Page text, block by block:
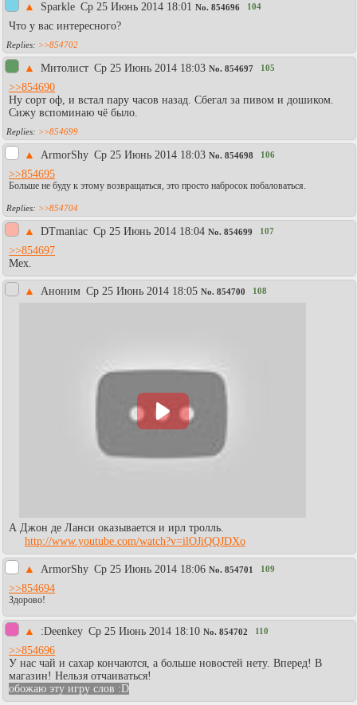
▲ Sparkle Ср 25 Июнь 2014 18:01 No. 854696 104
Что у вас интересного?
>>854702
▲ Митолист Ср 25 Июнь 2014 18:03 No. 854697 105
>>854690
Ну сорт оф, и встал пару часов назад. Сбегал за пивом и дошиком.
Сижу вспоминаю чё было.
>>854699
▲ АrmorShy Ср 25 Июнь 2014 18:03 No. 854698 106
>>854695
Больше не буду к этому возвращаться, это просто набросок побаловаться.
>>854704
▲ DTmaniac Ср 25 Июнь 2014 18:04 No. 854699 107
>>854697
Мех.
▲ Аноним Ср 25 Июнь 2014 18:05 No. 854700 108
А Джон де Ланси оказывается и ирл тролль.
http://www.youtube.com/watch?v=ilOJiQQJDXo
▲ АrmorShy Ср 25 Июнь 2014 18:06 No. 854701 109
>>854694
Здорово!
▲ :Deenkey Ср 25 Июнь 2014 18:10 No. 854702 110
>>854696
У нас чай и сахар кончаются, а больше новостей нету. Вперед! В
магазин! Нельзя отчаиваться!
обожаю эту игру слов :D